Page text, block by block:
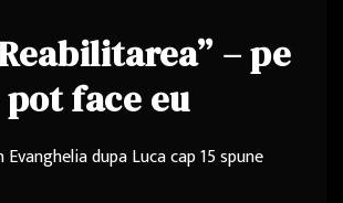
– pe
face eu
dupa Luca cap 15 spune